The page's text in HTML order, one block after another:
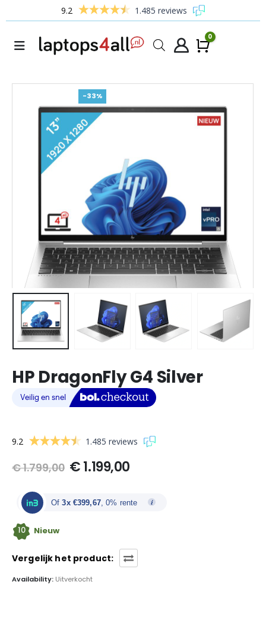
9.2 1.485 reviews
0
-33%
HP DragonFly G4 Silver
9.2 1.485 reviews
€1.799,00 Oorspronkelijke
€ 1.799,00.
€1.199,00Huidige
€ 1.199,00.
Of3x €399,67, 0% rente
10 Nieuw
Vergelijk het product:
Availability: Uitverkocht